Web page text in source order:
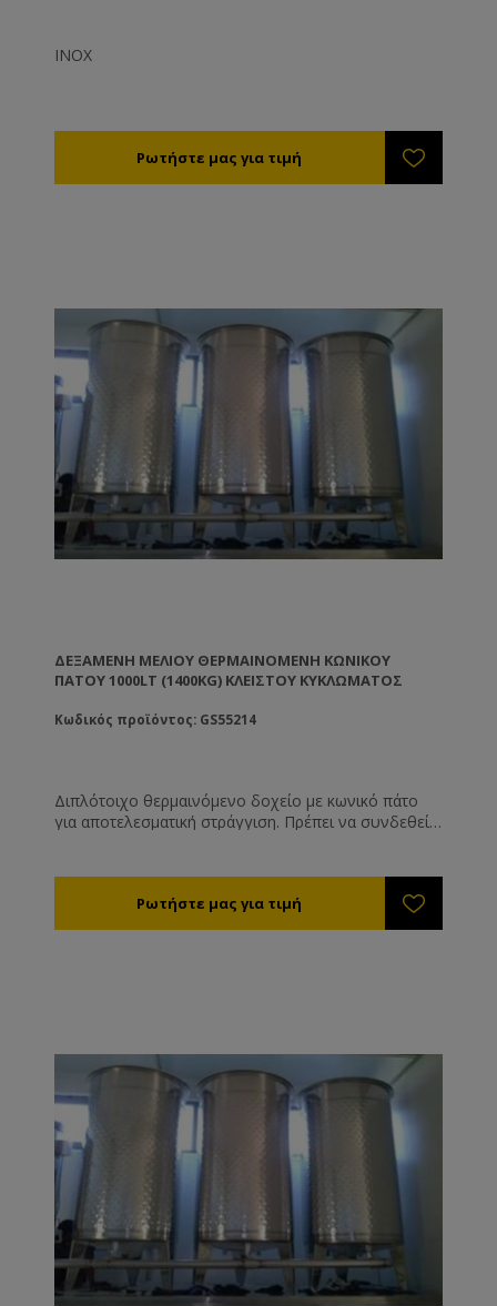
ΙΝΟΧ
ΔΕΞΑΜΕΝΉ ΜΕΛΙΟΎ ΘΕΡΜΑΙΝΌΜΕΝΗ ΚΩΝΙΚΟΎ
ΠΆΤΟΥ 1000LT (1400KG) ΚΛΕΙΣΤΟΎ ΚΥΚΛΏΜΑΤΟΣ
Κωδικός προϊόντος: GS55214
Διπλότοιχο θερμαινόμενο δοχείο με κωνικό πάτο
για αποτελεσματική στράγγιση. Πρέπει να συνδεθεί